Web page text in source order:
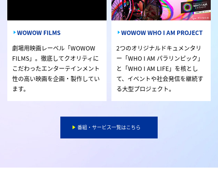
WOWOW FILMS
劇場用映画レーベル「WOWOW
FILMS」。徹底してクオリティに
こだわったエンターテインメント
性の高い映画を企画・製作してい
ます。
WOWOW WHO I AM PROJECT
2つのオリジナルドキュメンタリ
ー「WHO I AM パラリンピック」
と「WHO I AM LIFE」を核とし
て、イベントや社会発信を継続す
る大型プロジェクト。
番組・サービス一覧はこちら